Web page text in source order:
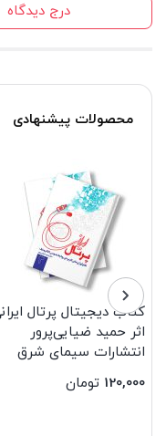
درج دیدگاه
محصولات پیشنهادی
کتاب دیجیتال پرتال
اثر حمید ضیایی‌پرور
انتشارات سیمای شرق
120,000 تومان